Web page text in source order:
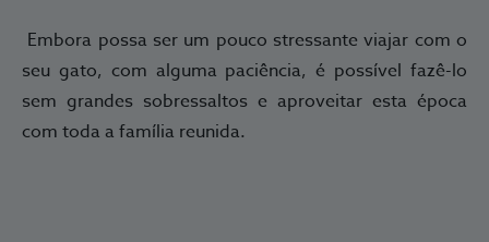
Embora possa ser um pouco stressante viajar com o
seu gato, com alguma paciência, é possível fazê-lo
sem grandes sobressaltos e aproveitar esta época
com toda a família reunida.